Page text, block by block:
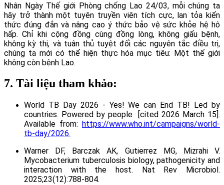
Nhân Ngày Thế giới Phòng chống Lao 24/03, mỗi chúng ta
hãy trở thành một tuyên truyền viên tích cực, lan tỏa kiến
thức đúng đắn và nâng cao ý thức bảo vệ sức khỏe hệ hô
hấp. Chỉ khi cộng đồng cùng đồng lòng, không giấu bệnh,
không kỳ thị, và tuân thủ tuyệt đối các nguyên tắc điều trị,
chúng ta mới có thể hiện thực hóa mục tiêu: Một thế giới
không còn bệnh Lao.
7. Tài liệu tham khảo:
World TB Day 2026 - Yes! We can End TB! Led by
countries. Powered by people [cited 2026 March 15].
Available from: https://www.who.int/campaigns/world-
tb-day/2026.
Warner DF, Barczak AK, Gutierrez MG, Mizrahi V.
Mycobacterium tuberculosis biology, pathogenicity and
interaction with the host. Nat Rev Microbiol.
2025;23(12):788-804.